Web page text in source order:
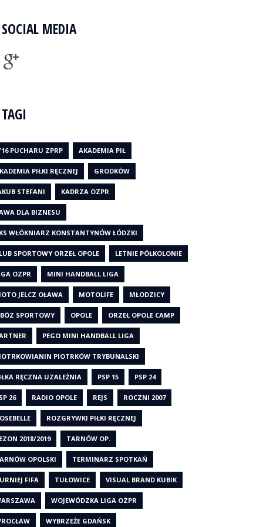
SOCIAL MEDIA
TAGI
PUCHARU ZPRP AKADEMIA PIŁ
PIŁKI RĘCZNEJ GRODKÓW
STEFANI KADRZA OZPR
DLA BIZNESU
WŁÓKNIARZ KONSTANTYNÓW ŁÓDZKI
SPORTOWY ORZEŁ OPOLE LETNIE PÓŁKOLONIE
OZPR MINI HANDBALL LIGA
JELCZ OŁAWA MOTOLIFE MŁODZICY
SPORTOWY OPOLE ORZEŁ OPOLE CAMP
PEGO MINI HANDBALL LIGA
PIOTRKÓW TRYBUNALSKI
RĘCZNA UZALEŻNIA PSP 15 PSP 24
26 RADIO OPOLE REJS ROCZNI 2007
ROZGRYWKI PIŁKI RĘCZNEJ
2018/2019 TARNÓW OP.
OPOLSKI TERMINARZ SPOTKAŃ
FIFA TUŁOWICE VISUAL BRAND KUBIK
WOJEWÓDZKA LIGA OZPR
WYBRZEŻE GDAŃSK